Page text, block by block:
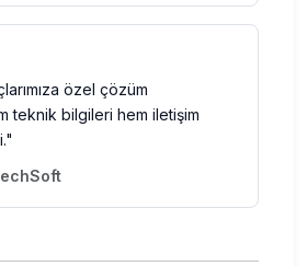
özel çözüm
teknik bilgileri hem iletişim